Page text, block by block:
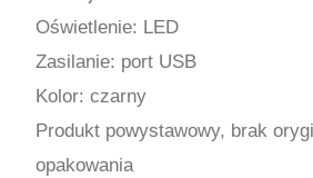
Oświetlenie: LED
Zasilanie: port USB
Kolor: czarny
Produkt powystawowy, brak
opakowania